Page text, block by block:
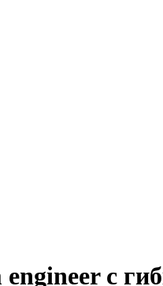
engineer с